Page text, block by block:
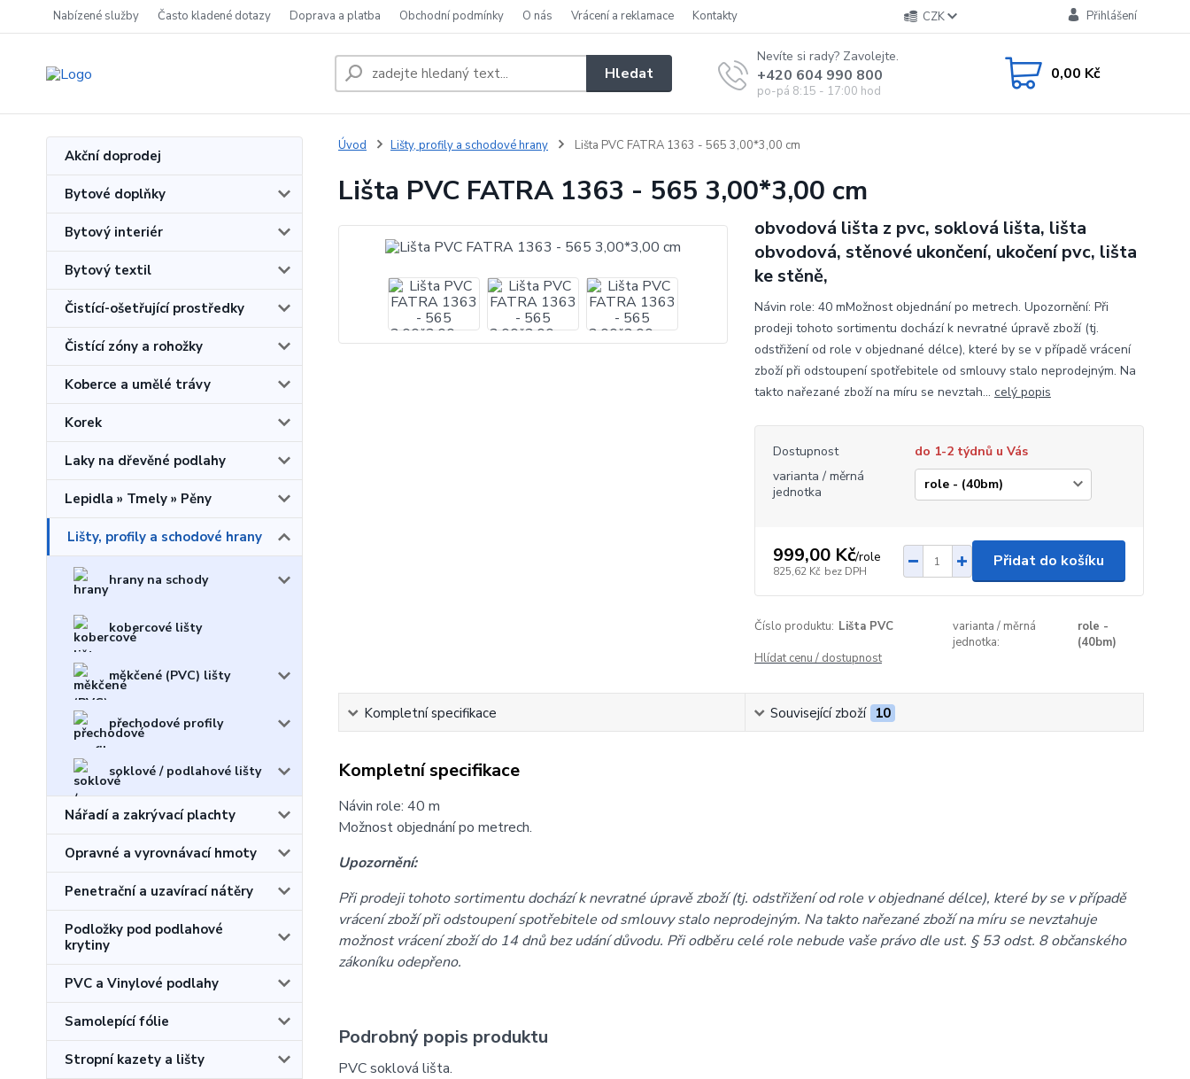
Nabízené služby Často kladené dotazy Doprava a platba Obchodní podmínky O nás Vrácení a reklamace Kontakty CZK Přihlášení
Hledat
Nevíte si rady? Zavolejte.
+420 604 990 800
po-pá 8:15 - 17:00 hod
0,00 Kč
Akční doprodej
Bytové doplňky
Bytový interiér
Bytový textil
Čistící-ošetřující prostředky
Čistící zóny a rohožky
Koberce a umělé trávy
Korek
Laky na dřevěné podlahy
Lepidla » Tmely » Pěny
Lišty, profily a schodové hrany
hrany na schody
kobercové lišty
měkčené (PVC) lišty
přechodové profily
soklové / podlahové lišty
Nářadí a zakrývací plachty
Opravné a vyrovnávací hmoty
Penetrační a uzavírací nátěry
Podložky pod podlahové
krytiny
PVC a Vinylové podlahy
Samolepící fólie
Stropní kazety a lišty
Úvod Lišty, profily a schodové hrany Lišta PVC FATRA 1363 - 565 3,00*3,00 cm
Lišta PVC FATRA 1363 - 565 3,00*3,00 cm
obvodová lišta z pvc, soklová lišta, lišta
obvodová, stěnové ukončení, ukočení pvc, lišta
ke stěně,
Návin role: 40 mMožnost objednání po metrech. Upozornění: Při
prodeji tohoto sortimentu dochází k nevratné úpravě zboží (tj.
odstřižení od role v objednané délce), které by se v případě vrácení
zboží při odstoupení spotřebitele od smlouvy stalo neprodejným. Na
takto nařezané zboží na míru se nevztah... celý popis
Dostupnost
do 1-2 týdnů u Vás
varianta / měrná
jednotka
999,00 Kč/role
825,62 Kč bez DPH
Přidat do košíku
Číslo produktu: Lišta PVC
varianta / měrná
jednotka:
role -
(40bm)
Hlídat cenu / dostupnost
Kompletní specifikace Související zboží 10
Kompletní specifikace
Návin role: 40 m
Možnost objednání po metrech.
Upozornění:
Při prodeji tohoto sortimentu dochází k nevratné úpravě zboží (tj. odstřižení od role v objednané délce), které by se v případě
vrácení zboží při odstoupení spotřebitele od smlouvy stalo neprodejným. Na takto nařezané zboží na míru se nevztahuje
možnost vrácení zboží do 14 dnů bez udání důvodu. Při odběru celé role nebude vaše právo dle ust. § 53 odst. 8 občanského
zákoníku odepřeno.
Podrobný popis produktu
PVC soklová lišta.